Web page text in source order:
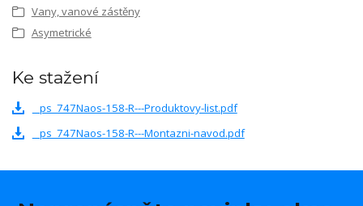
Vany, vanové zástěny
Asymetrické
Ke stažení
_ps_747Naos-158-R---Produktovy-list.pdf
_ps_747Naos-158-R---Montazni-navod.pdf